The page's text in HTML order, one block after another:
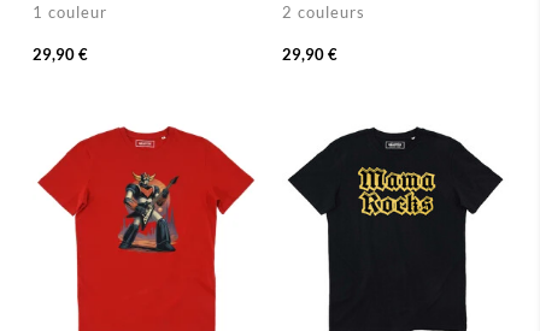
1 couleur
29,90 €
2 couleurs
29,90 €